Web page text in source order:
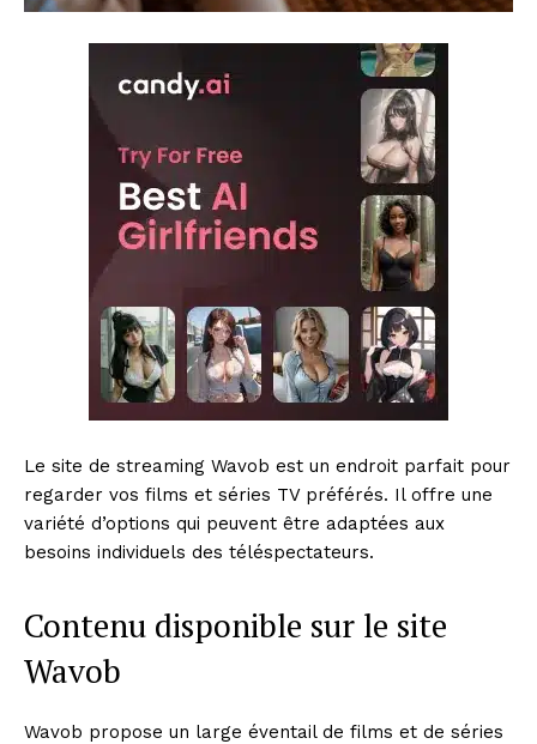
Le site de streaming Wavob est un endroit parfait pour
regarder vos films et séries TV préférés. Il offre une
variété d’options qui peuvent être adaptées aux
besoins individuels des téléspectateurs.
Contenu disponible sur le site
Wavob
Wavob propose un large éventail de films et de séries